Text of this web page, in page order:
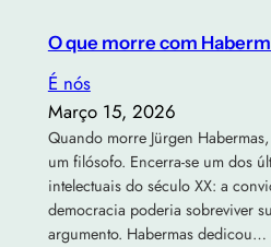
O que morre com
É nós
Março 15, 2026
Quando morre Jürgen
um filósofo. Encerra-se um dos
intelectuais do século XX: a
democracia poderia sobreviver
argumento. Habermas dedicou…